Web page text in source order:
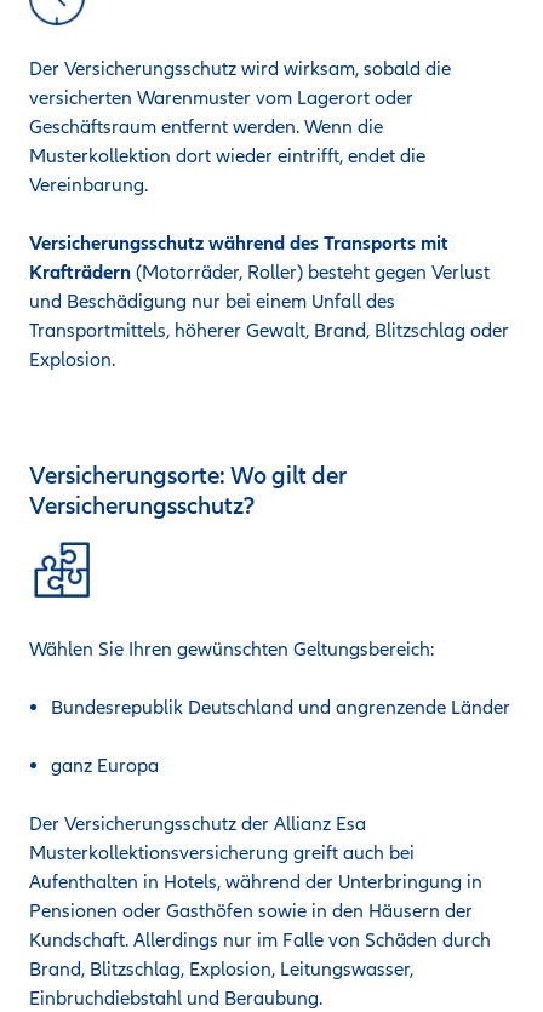
Der Versicherungsschutz wird wirksam, sobald die
versicherten Warenmuster vom Lagerort oder
Geschäftsraum entfernt werden. Wenn die
Musterkollektion dort wieder eintrifft, endet die
Vereinbarung.
Versicherungsschutz während des Transports mit
Krafträdern (Motorräder, Roller) besteht gegen Verlust
und Beschädigung nur bei einem Unfall des
Transportmittels, höherer Gewalt, Brand, Blitzschlag oder
Explosion.
Versicherungsorte: Wo gilt der
Versicherungsschutz?
Wählen Sie Ihren gewünschten Geltungsbereich:
Bundesrepublik Deutschland und angrenzende Länder
ganz Europa
Der Versicherungsschutz der Allianz Esa
Musterkollektionsversicherung greift auch bei
Aufenthalten in Hotels, während der Unterbringung in
Pensionen oder Gasthöfen sowie in den Häusern der
Kundschaft. Allerdings nur im Falle von Schäden durch
Brand, Blitzschlag, Explosion, Leitungswasser,
Einbruchdiebstahl und Beraubung.